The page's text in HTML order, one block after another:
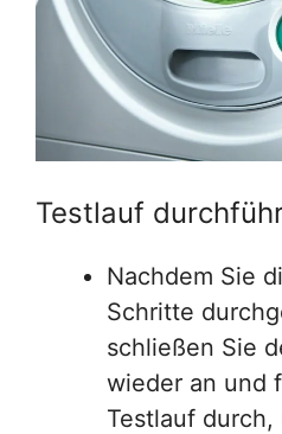
Testlauf
Nachdem Sie
Schritte
schließen Sie
wieder an und
Testlauf